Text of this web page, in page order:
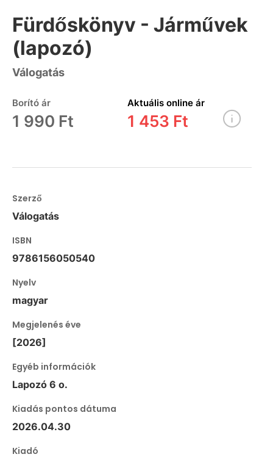
Fürdőskönyv - Járművek
(lapozó)
Válogatás
Borító ár
1 990 Ft
Aktuális online ár
1 453 Ft
Szerző
Válogatás
ISBN
9786156050540
Nyelv
magyar
Megjelenés éve
[2026]
Egyéb információk
Lapozó 6 o.
Kiadás pontos dátuma
2026.04.30
Kiadó